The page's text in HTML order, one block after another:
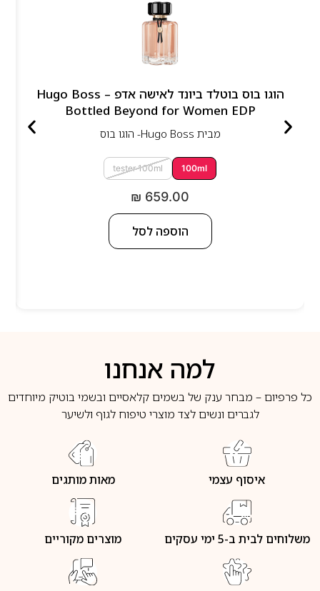
הוגו בוס בוטלד ביונד לאישה אדפ – Hugo Boss
Bottled Beyond for Women EDP
מבית Hugo Boss- הוגו בוס
100ml
tester 100ml
₪ 659.00
הוספה לסל
למה אנחנו
כל פרפיום – מבחר ענק של בשמים קלאסיים ובשמי בוטיק מיוחדים
לגברים ונשים לצד מוצרי טיפוח לגוף ולשיער
איסוף עצמי מאות מותגים
משלוחים לבית ב-5 ימי עסקים מוצרים מקוריים